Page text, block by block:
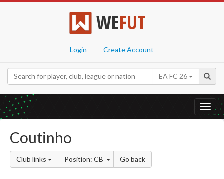
WEFUT
Login Create Account
EA FC 26
Coutinho
Club links Position: CB Go back